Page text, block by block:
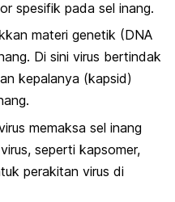
spesifik pada sel inang.
materi genetik (DNA
Di sini virus bertindak
kepalanya (kapsid)
memaksa sel inang
seperti kapsomer,
perakitan virus di